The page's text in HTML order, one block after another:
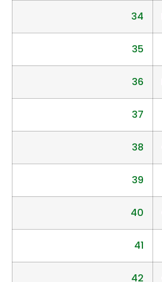
34
35
36
37
38
39
40
41
42